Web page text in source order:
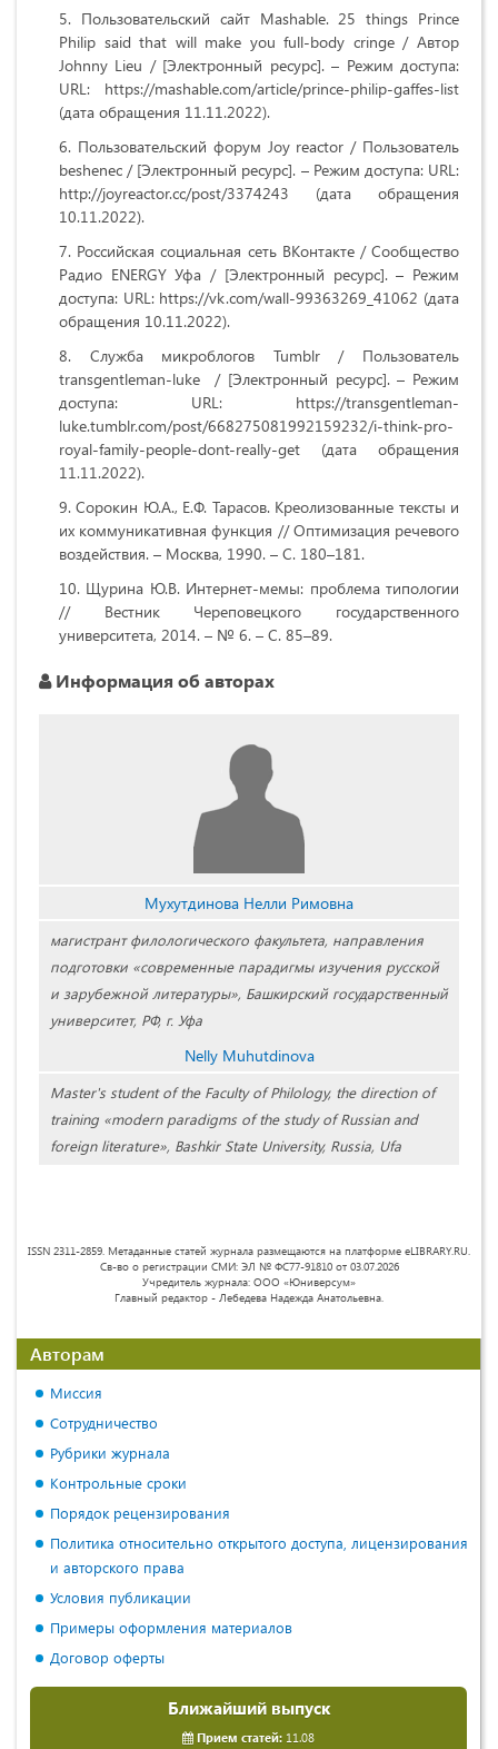
Пользовательский сайт Mashable. 25 things Prince
Philip said that will make you full-body cringe / Автор
Johnny Lieu / [Электронный ресурс]. – Режим доступа:
URL: https://mashable.com/article/prince-philip-gaffes-list
(дата обращения 11.11.2022).
Пользовательский форум Joy reactor / Пользователь
beshenec / [Электронный ресурс]. – Режим доступа: URL:
http://joyreactor.cc/post/3374243 (дата обращения
10.11.2022).
Российская социальная сеть ВКонтакте / Сообщество
Радио ENERGY Уфа / [Электронный ресурс]. – Режим
доступа: URL: https://vk.com/wall-99363269_41062 (дата
обращения 10.11.2022).
Служба микроблогов Tumblr / Пользователь
transgentleman-luke / [Электронный ресурс]. – Режим
доступа: URL: https://transgentleman-
luke.tumblr.com/post/668275081992159232/i-think-pro-
royal-family-people-dont-really-get (дата обращения
11.11.2022).
Сорокин Ю.А., Е.Ф. Тарасов. Креолизованные тексты и
их коммуникативная функция // Оптимизация речевого
воздействия. – Москва, 1990. – С. 180–181.
Щурина Ю.В. Интернет-мемы: проблема типологии
// Вестник Череповецкого государственного
университета, 2014. – № 6. – С. 85–89.
Информация об авторах
Мухутдинова Нелли Римовна
магистрант филологического факультета, направления
подготовки «современные парадигмы изучения русской
и зарубежной литературы», Башкирский государственный
университет, РФ, г. Уфа
Nelly Muhutdinova
Master's student of the Faculty of Philology, the direction of
training «modern paradigms of the study of Russian and
foreign literature», Bashkir State University, Russia, Ufa
ISSN 2311-2859. Метаданные статей журнала размещаются на платформе eLIBRARY.RU.
Св-во о регистрации СМИ: ЭЛ № ФС77-91810 от 03.07.2026
Учредитель журнала: ООО «Юниверсум»
Главный редактор - Лебедева Надежда Анатольевна.
Авторам
Миссия
Сотрудничество
Рубрики журнала
Контрольные сроки
Порядок рецензирования
Политика относительно открытого доступа, лицензирования
и авторского права
Условия публикации
Примеры оформления материалов
Договор оферты
Ближайший выпуск
Прием статей: 11.08